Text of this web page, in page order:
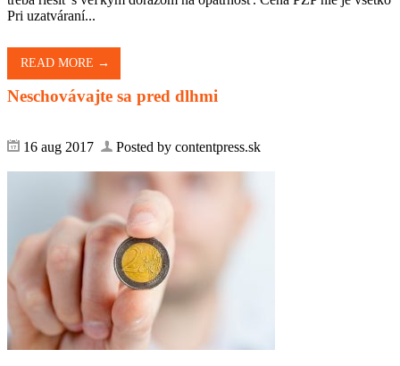
Pri uzatváraní...
READ MORE →
Neschovávajte sa pred dlhmi
16 aug 2017 Posted by contentpress.sk